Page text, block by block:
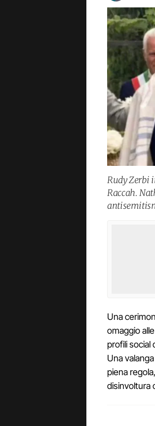
Rudy Zerbi
Raccah.
Una
omaggio
profili social
Una
piena
disinvoltura